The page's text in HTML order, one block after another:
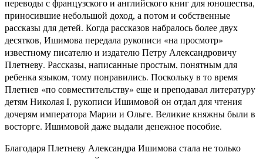
переводы с французского и английского книг для юношества,
приносившие небольшой доход, а потом и собственные
рассказы для детей. Когда рассказов набралось более двух
десятков, Ишимова передала рукописи «на просмотр»
известному писателю и издателю Петру Александровичу
Плетневу. Рассказы, написанные простым, понятным для
ребенка языком, тому понравились. Поскольку в то время
Плетнев «по совместительству» еще и преподавал литературу
детям НиколаяI, рукописи Ишимовой он отдал для чтения
дочерям императора Марии и Ольге. Великие княжны были в
восторге. Ишимовой даже выдали денежное пособие.
Благодаря Плетневу Александра Ишимова стала не только